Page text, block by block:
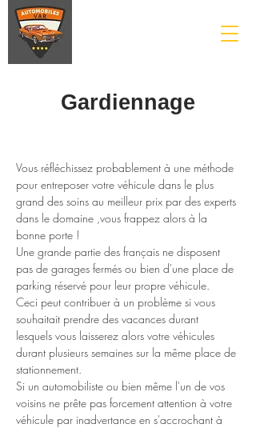
Gardiennage
Vous réfléchissez probablement à une méthode
pour entreposer votre véhicule dans le plus
grand des soins au meilleur prix par des experts
dans le domaine ,vous frappez alors à la
bonne porte !
Une grande partie des français ne disposent
pas de garages fermés ou bien d'une place de
parking réservé pour leur propre véhicule.
Ceci peut contribuer à un problème si vous
souhaitait prendre des vacances durant
lesquels vous laisserez alors votre véhicules
durant plusieurs semaines sur la même place de
stationnement.
Si un automobiliste ou bien même l'un de vos
voisins ne prête pas forcement attention à votre
véhicule par inadvertance en s'accrochant à